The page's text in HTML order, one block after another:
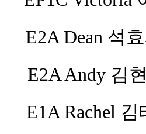
E2A Dean 석
E2A Andy 김
E1A Rachel